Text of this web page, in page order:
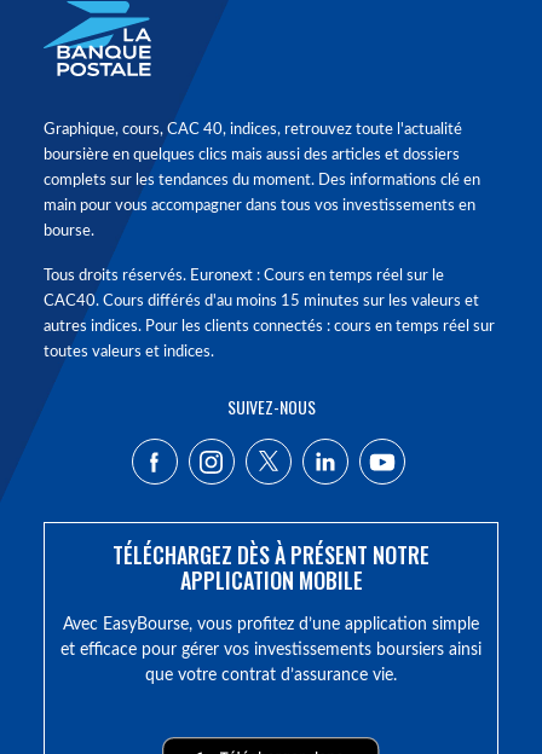
Graphique, cours, CAC 40, indices, retrouvez toute l'actualité
boursière en quelques clics mais aussi des articles et dossiers
complets sur les tendances du moment. Des informations clé en
main pour vous accompagner dans tous vos investissements en
bourse.
Tous droits réservés. Euronext : Cours en temps réel sur le
CAC40. Cours différés d'au moins 15 minutes sur les valeurs et
autres indices. Pour les clients connectés : cours en temps réel sur
toutes valeurs et indices.
SUIVEZ-NOUS
TÉLÉCHARGEZ DÈS À PRÉSENT NOTRE
APPLICATION MOBILE
Avec EasyBourse, vous profitez d’une application simple
et efficace pour gérer vos investissements boursiers ainsi
que votre contrat d’assurance vie.